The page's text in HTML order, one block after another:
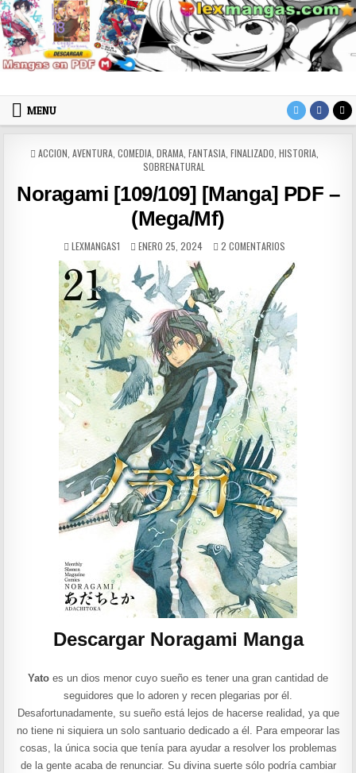
Skip to content
LexMangas
MENU
POSTED IN
ACCION AVENTURA, COMEDIA, DRAMA, FANTASIA, FINALIZADO HISTORIA,
SOBRENATURAL
Noragami [109/109] [Manga] PDF –
(Mega/Mf)
AUTHOR:
LEXMANGAS1 PUBLISHED DATE:
ENERO 25, 2024 2 COMENTARIOSEN NORAGAMI
Descargar Noragami Manga
Yato es un dios menor cuyo sueño es tener una gran cantidad de
seguidores que lo adoren y recen plegarias por él.
Desafortunadamente, su sueño está lejos de hacerse realidad, ya que
no tiene ni siquiera un solo santuario dedicado a él. Para empeorar las
cosas, la única socia que tenía para ayudar a resolver los problemas
de la gente acaba de renunciar. Su divina suerte sólo podría cambiar